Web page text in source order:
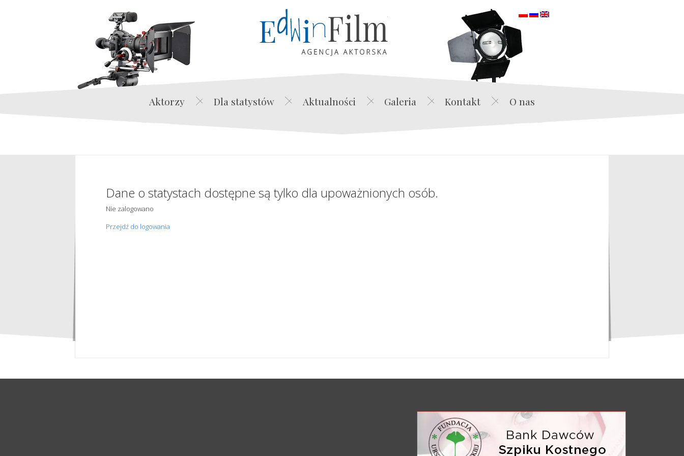
Edwin Film Agencja Aktorska
Aktorzy Dla statystów Aktualności Galeria Kontakt O nas
Dane o statystach dostępne są tylko dla upoważnionych osób.
Nie zalogowano
Przejdź do logowania